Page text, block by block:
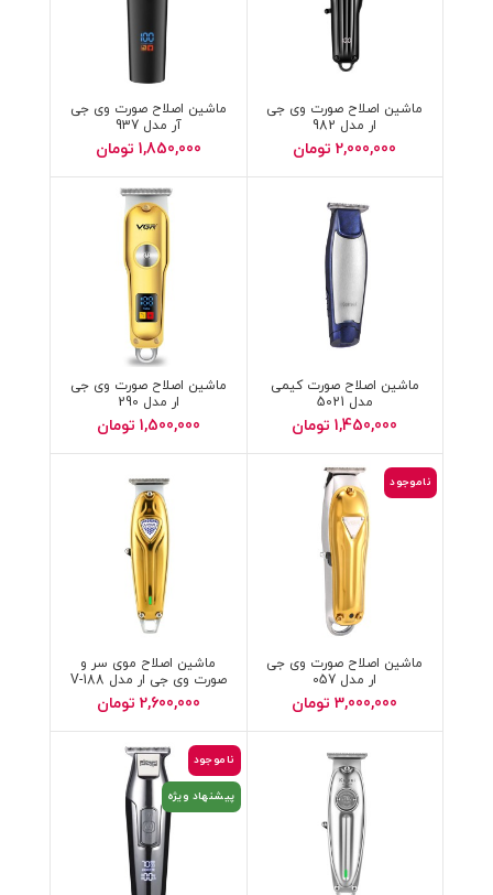
ماشین اصلاح صورت وی جی
ار مدل 982
2,000,000 تومان
ماشین اصلاح صورت وی جی
آر مدل 937
1,850,000 تومان
ماشین اصلاح صورت کیمی
مدل 5021
1,450,000 تومان
ماشین اصلاح صورت وی جی
ار مدل 290
1,500,000 تومان
ناموجود
ماشین اصلاح صورت وی جی
ار مدل 057
3,000,000 تومان
ماشین اصلاح موی سر و
صورت وی جی ار مدل V-188
2,600,000 تومان
ناموجود
پیشنهاد ویژه